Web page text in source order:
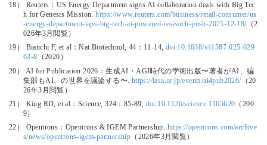
18） Reuters：US Energy Department signs AI collaboration deals with Big Tec
h for Genesis Mission.https://www.reuters.com/business/retail-consumer/us
-energy-department-taps-big-tech-ai-powered-research-push-2025-12-18/（2
026年3月閲覧）
19） Bianchi F, et al：Nat Biotechnol, 44：11-14, doi:10.1038/s41587-025-029
63-8 （2026）
20） AI for Publication 2026：生成AI・AGI時代の学術出版〜著者がAI、編
集部もAI、の世界を議論する〜. https://lasa.or.jp/events/ai4pub2026/（20
26年3月閲覧）
21） King RD, et al：Science, 324：85-89, doi:10.1126/science.1165620 （200
9）
22） Opentrons：Opentrons & IGEM Partnership. https://opentrons.com/archive
s/news/opentrons-igem-partnership （2026年3月閲覧）